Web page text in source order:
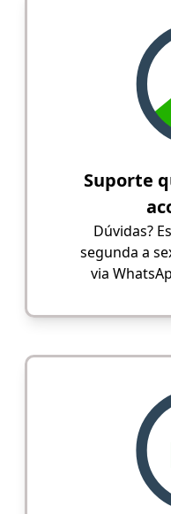
Suporte
Dúvidas?
segunda a
via